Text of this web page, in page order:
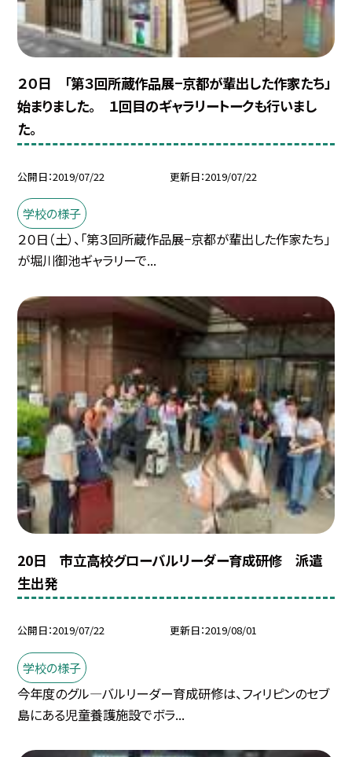
２０日 「第３回所蔵作品展−京都が輩出した作家たち」
始まりました。 １回目のギャラリートークも行いまし
た。
公開日 2019/07/22 更新日 2019/07/22
学校の様子
２０日（土）、「第３回所蔵作品展−京都が輩出した作家たち」
が堀川御池ギャラリーで...
20日 市立高校グローバルリーダー育成研修 派遣
生出発
公開日 2019/07/22 更新日 2019/08/01
学校の様子
今年度のグル—バルリーダー育成研修は、フィリピンのセブ
島にある児童養護施設でボラ...